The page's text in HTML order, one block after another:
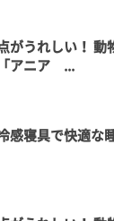
がうれしい！ 動
アニア ...
感寝具で快適な